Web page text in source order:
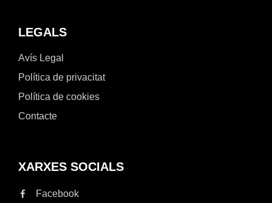
LEGALS
Avís Legal
Política de privacitat
Política de cookies
Contacte
XARXES SOCIALS
Facebook